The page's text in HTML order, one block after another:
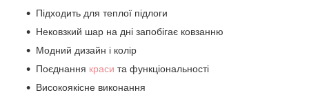
Підходить для теплої підлоги
Нековзкий шар на дні запобігає ковзанню
Модний дизайн і колір
Поєднання краси та функціональності
Високоякісне виконання